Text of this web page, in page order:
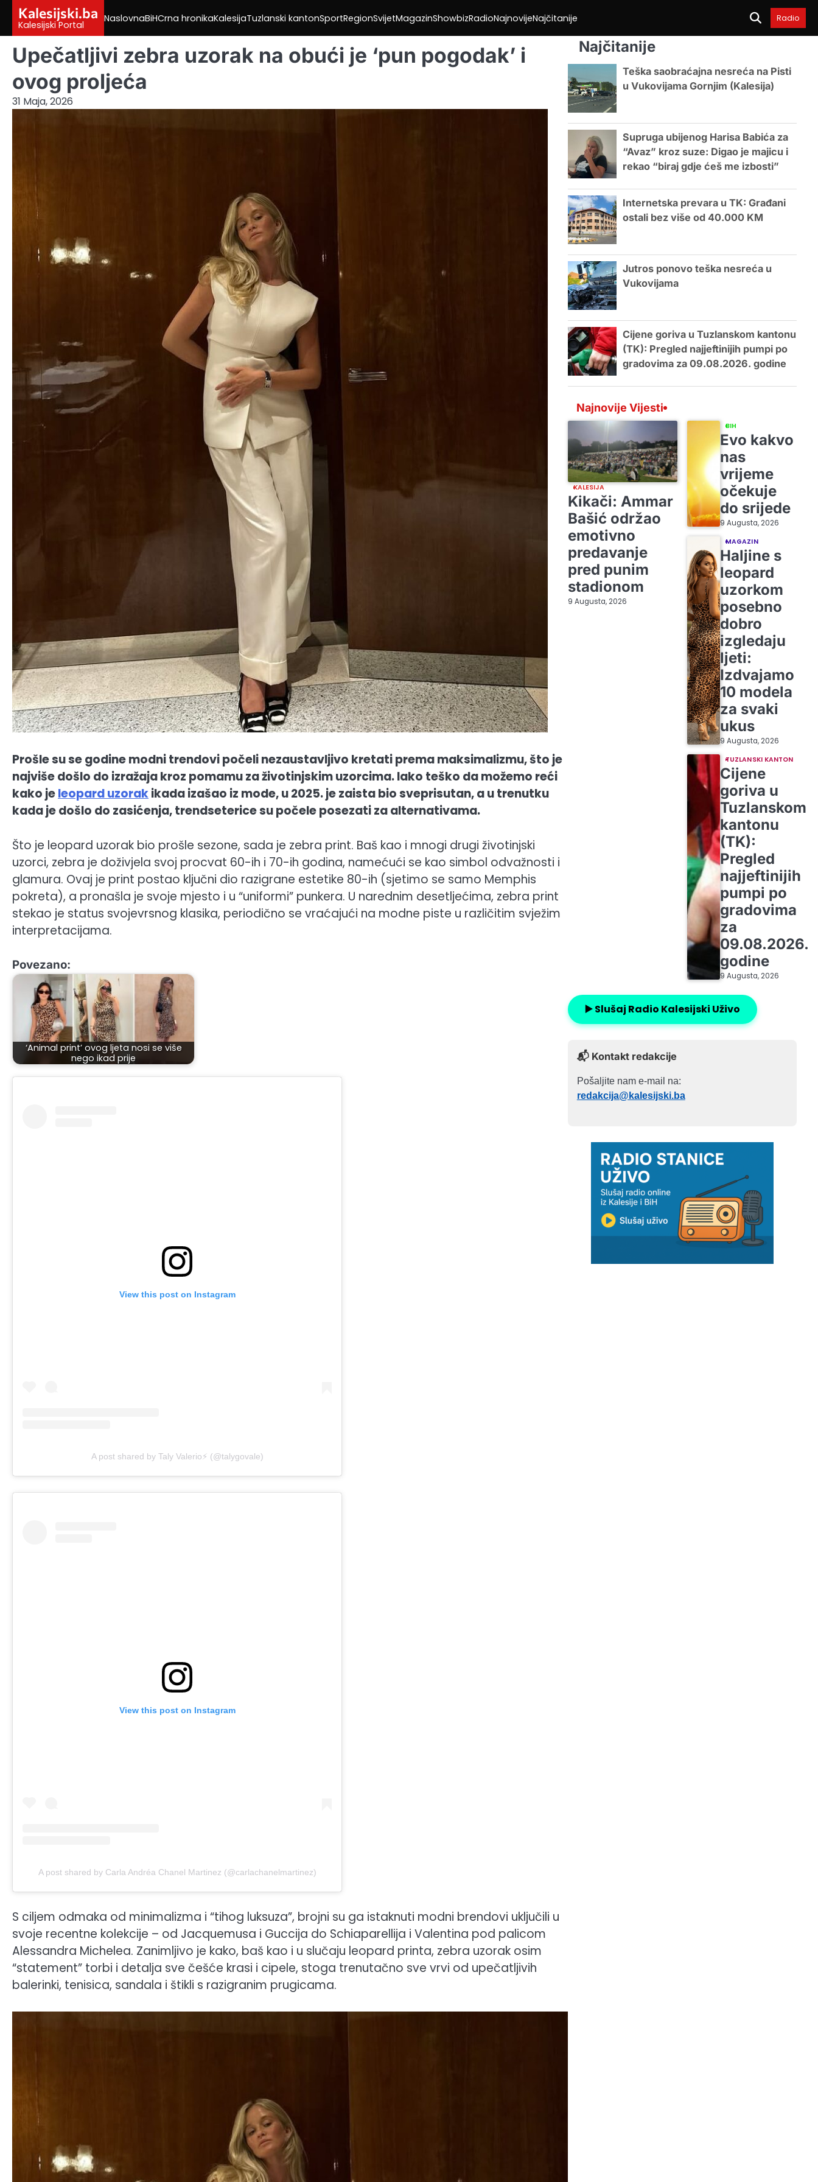
content
Kalesijski.ba
Kalesijski Portal
NaslovnaBiHCrna hronikaKalesijaTuzlanski kantonSportRegionSvijetMagazinShowbizRadioNajnovijeNajčitanije Radio
Upečatljivi zebra uzorak na obući je ‘pun pogodak’ i
ovog proljeća
31 Maja, 2026
Prošle su se godine modni trendovi počeli nezaustavljivo kretati prema maksimalizmu, što je
najviše došlo do izražaja kroz pomamu za životinjskim uzorcima. Iako teško da možemo reći
kako jeleopard uzorakikada izašao iz mode, u 2025. je zaista bio sveprisutan, a u trenutku
kada je došlo do zasićenja, trendseterice su počele posezati za alternativama.
Što je leopard uzorak bio prošle sezone, sada je zebra print. Baš kao i mnogi drugi životinjski
uzorci, zebra je doživjela svoj procvat 60-ih i 70-ih godina, namećući se kao simbol odvažnosti i
glamura. Ovaj je print postao ključni dio razigrane estetike 80-ih (sjetimo se samo Memphis
pokreta), a pronašla je svoje mjesto i u “uniformi” punkera. U narednim desetljećima, zebra print
stekao je status svojevrsnog klasika, periodično se vraćajući na modne piste u različitim svježim
interpretacijama.
Povezano:
‘Animal print’ ovog ljeta nosi se više
nego ikad prije
View this post on Instagram
A post shared by Taly Valerio⚡️ (@talygovale)
View this post on Instagram
A post shared by Carla Andréa Chanel Martinez (@carlachanelmartinez)
S ciljem odmaka od minimalizma i “tihog luksuza”, brojni su ga istaknuti modni brendovi uključili u
svoje recentne kolekcije – od Jacquemusa i Guccija do Schiaparellija i Valentina pod palicom
Alessandra Michelea. Zanimljivo je kako, baš kao i u slučaju leopard printa, zebra uzorak osim
“statement” torbi i detalja sve češće krasi i cipele, stoga trenutačno sve vrvi od upečatljivih
balerinki, tenisica, sandala i štikli s razigranim prugicama.
Najčitanije
Teška saobraćajna nesreća na Pisti
u Vukovijama Gornjim (Kalesija)
Supruga ubijenog Harisa Babića za
“Avaz” kroz suze: Digao je majicu i
rekao “biraj gdje ćeš me izbosti”
Internetska prevara u TK: Građani
ostali bez više od 40.000 KM
Jutros ponovo teška nesreća u
Vukovijama
Cijene goriva u Tuzlanskom kantonu
(TK): Pregled najjeftinijih pumpi po
gradovima za 09.08.2026. godine
Najnovije Vijesti
KALESIJA
Kikači: Ammar
Bašić održao
emotivno
predavanje
pred punim
stadionom
9 Augusta, 2026
BIH
Evo kakvo
nas
vrijeme
očekuje
do srijede
9 Augusta, 2026
MAGAZIN
Haljine s
leopard
uzorkom
posebno
dobro
izgledaju
ljeti:
Izdvajamo
10 modela
za svaki
ukus
9 Augusta, 2026
TUZLANSKI KANTON
Cijene
goriva u
Tuzlanskom
kantonu
(TK):
Pregled
najjeftinijih
pumpi po
gradovima
za
09.08.2026.
godine
9 Augusta, 2026
▶️ Slušaj Radio Kalesijski Uživo
📬 Kontakt redakcije
Pošaljite nam e-mail na:
redakcija@kalesijski.ba